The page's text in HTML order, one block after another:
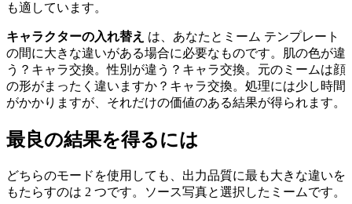
も適しています。
キャラクターの入れ替え は、あなたとミーム テンプレート
の間に大きな違いがある場合に必要なものです。肌の色が違
う？キャラ交換。性別が違う？キャラ交換。元のミームは顔
の形がまったく違いますか？キャラ交換。処理には少し時間
がかかりますが、それだけの価値のある結果が得られます。
最良の結果を得るには
どちらのモードを使用しても、出力品質に最も大きな違いを
もたらすのは 2 つです。ソース写真と選択したミームです。